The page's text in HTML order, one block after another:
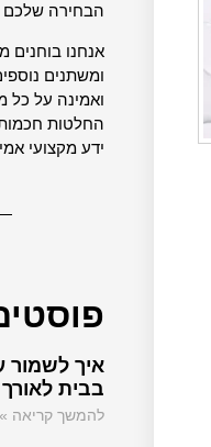
הבחירה שלכם
אנחנו בוחנים
ומשתנים
ואמינה על כל
החלטות
ידע מקצועי
איך לשמור
בבית
להמשך קריאה »